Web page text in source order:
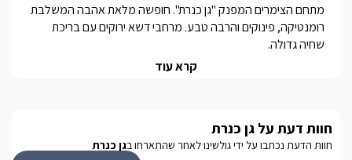
נחל צלמון, נחל עמוד, מעיין ברוך, זוויתן, ג'ילבון ועוד...)
קרא עוד
חוות דעת על גן כנרת
חוות הדעת נכתבו על ידי גולשינו לאחר שהתארחו בגן כנרת